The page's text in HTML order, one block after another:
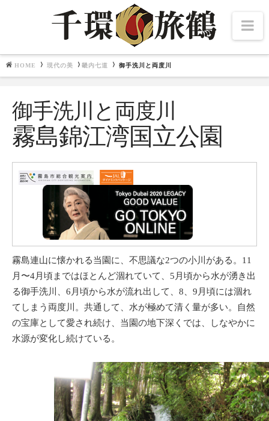
北海道・東北
中部・北陸
関東
中国・四国
九州
千夜千冊
畿内七道
東博百選
HOME 現代の美 畿内七道 御手洗川と両度川
御手洗川と両度川
霧島錦江湾国立公園
霧島連山に懐かれる当園に、不思議な2つの小川がある。11
月〜4月頃まではほとんど涸れていて、5月頃から水が湧き出
る御手洗川、6月頃から水が流れ出して、8、9月頃には涸れ
てしまう両度川。共通して、水が極めて清く量が多い。自然
の宝庫として愛され続け、当園の地下深くでは、しなやかに
水源が変化し続けている。